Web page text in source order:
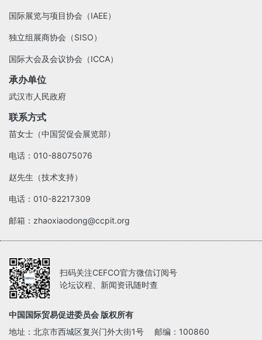
国际展览与项目协会（IAEE）
独立组展商协会（SISO）
国际大会及会议协会（ICCA）
承办单位
武汉市人民政府
联系方式
苗女士（中国贸促会展览部）
电话：010-88075076
赵先生（技术支持）
电话：010-82217309
邮箱：zhaoxiaodong@ccpit.org
中国国际贸易促进委员会 版权所有
地址：北京市西城区复兴门外大街1号 邮编：100860
扫码关注CEFCO官方微信订阅号
论坛议程、新闻资讯随时查